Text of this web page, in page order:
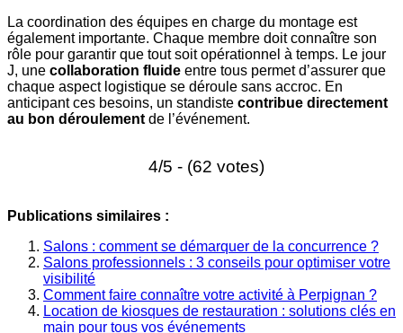
La coordination des équipes en charge du montage est
également importante. Chaque membre doit connaître son
rôle pour garantir que tout soit opérationnel à temps. Le jour
J, une collaboration fluide entre tous permet d’assurer que
chaque aspect logistique se déroule sans accroc. En
anticipant ces besoins, un standiste contribue directement
au bon déroulement de l’événement.
4/5 - (62 votes)
Publications similaires :
Salons : comment se démarquer de la concurrence ?
Salons professionnels : 3 conseils pour optimiser votre
visibilité
Comment faire connaître votre activité à Perpignan ?
Location de kiosques de restauration : solutions clés en
main pour tous vos événements